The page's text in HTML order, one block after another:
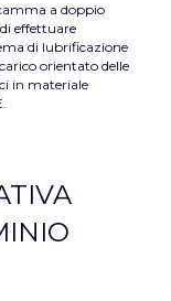
a doppio
effettuare
di lubrificazione
orientato delle
in materiale